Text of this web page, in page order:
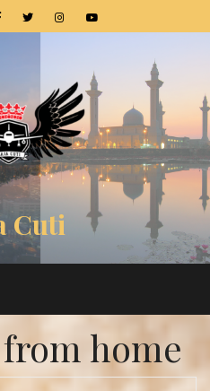
Cuti
home